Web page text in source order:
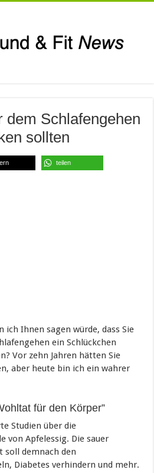
dem Schlafengehen
sollten
teilen
ich Ihnen sagen würde, dass Sie
ein Schlückchen
Vor zehn Jahren hätten Sie
aber heute bin ich ein wahrer
für den Körper”
Studien über die
von Apfelessig. Die sauer
soll demnach den
Diabetes verhindern und mehr.